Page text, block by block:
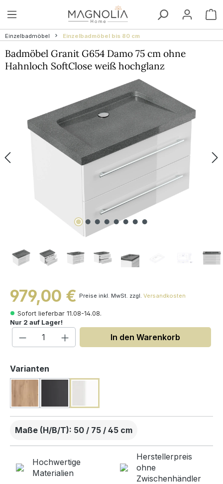
Zum Hauptinhalt springen
Einzelbadmöbel Einzelbadmöbel bis 80 cm
Badmöbel Granit G654 Damo 75 cm ohne
Hahnloch SoftClose weiß hochglanz
979,00 € Preise inkl. MwSt. zzgl. Versandkosten
Sofort lieferbar 11.08-14.08.
Nur 2 auf Lager!
Produkt Anzahl: Gib den
In den Warenkorb
Varianten
Maße (H/B/T): 50 / 75 / 45 cm
Hochwertige
Materialien
Herstellerpreis
ohne
Zwischenhändler